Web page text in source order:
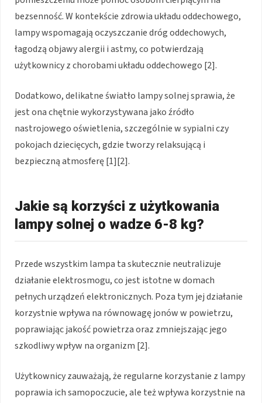
bezsenność. W kontekście zdrowia układu oddechowego,
lampy wspomagają oczyszczanie dróg oddechowych,
łagodzą objawy alergii i astmy, co potwierdzają
użytkownicy z chorobami układu oddechowego [2].
Dodatkowo, delikatne światło lampy solnej sprawia, że
jest ona chętnie wykorzystywana jako źródło
nastrojowego oświetlenia, szczególnie w sypialni czy
pokojach dziecięcych, gdzie tworzy relaksującą i
bezpieczną atmosferę [1][2].
Jakie są korzyści z użytkowania
lampy solnej o wadze 6-8 kg?
Przede wszystkim lampa ta skutecznie neutralizuje
działanie elektrosmogu, co jest istotne w domach
pełnych urządzeń elektronicznych. Poza tym jej działanie
korzystnie wpływa na równowagę jonów w powietrzu,
poprawiając jakość powietrza oraz zmniejszając jego
szkodliwy wpływ na organizm [2].
Użytkownicy zauważają, że regularne korzystanie z lampy
poprawia ich samopoczucie, ale też wpływa korzystnie na